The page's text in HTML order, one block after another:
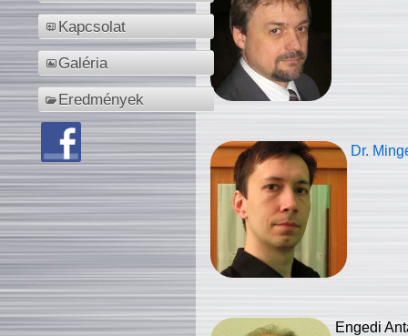
Kapcsolat
Galéria
Eredmények
Dr.
Engedi